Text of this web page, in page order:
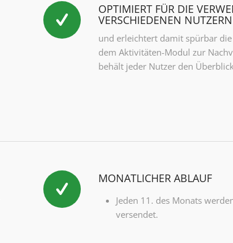
OPTIMIERT FÜR DIE
VERSCHIEDENEN NUTZERN
und erleichtert damit spürbar
dem Aktivitäten-Modul zur
behält jeder Nutzer den
MONATLICHER ABLAUF
Jeden 11. des Monats
versendet.